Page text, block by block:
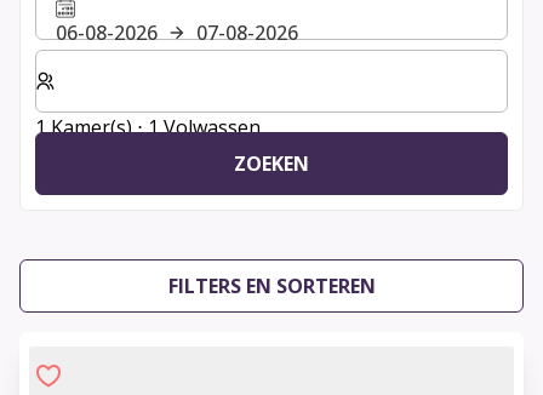
06-08-2026
07-08-2026
Selecteer het aantal kamers en gasten voor je verblijf
1 Kamer(s) ⋅ 1 Volwassen
ZOEKEN
FILTERS EN SORTEREN